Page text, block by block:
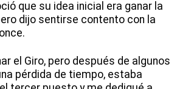
que su idea inicial era ganar la
dijo sentirse contento con la
el Giro, pero después de algunos
pérdida de tiempo, estaba